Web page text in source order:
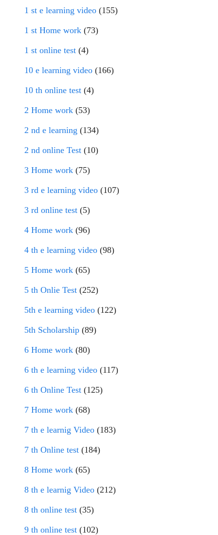
1 st e learning video (155)
1 st Home work (73)
1 st online test (4)
10 e learning video (166)
10 th online test (4)
2 Home work (53)
2 nd e learning (134)
2 nd online Test (10)
3 Home work (75)
3 rd e learning video (107)
3 rd online test (5)
4 Home work (96)
4 th e learning video (98)
5 Home work (65)
5 th Onlie Test (252)
5th e learning video (122)
5th Scholarship (89)
6 Home work (80)
6 th e learning video (117)
6 th Online Test (125)
7 Home work (68)
7 th e learnig Video (183)
7 th Online test (184)
8 Home work (65)
8 th e learnig Video (212)
8 th online test (35)
9 th online test (102)